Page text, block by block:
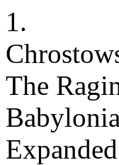
1.
The